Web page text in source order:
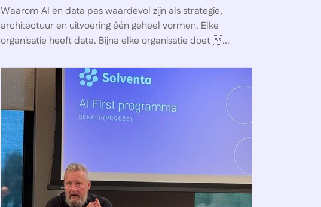
Waarom AI en data pas waardevol zijn als strategie,
architectuur en uitvoering één geheel vormen. Elke
organisatie heeft data. Bijna elke organisatie doet ...